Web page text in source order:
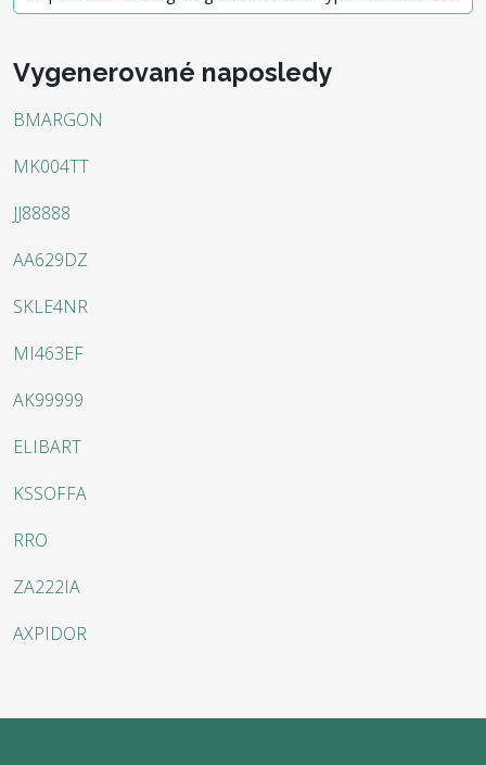
Vygenerované naposledy
BMARGON
MK004TT
JJ88888
AA629DZ
SKLE4NR
MI463EF
AK99999
ELIBART
KSSOFFA
RRO
ZA222IA
AXPIDOR